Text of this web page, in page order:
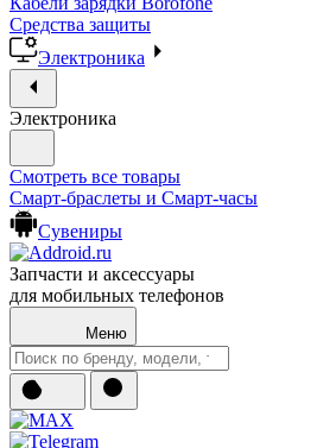
Средства защиты
Электроника
Электроника
Смотреть все товары
Смарт-браслеты и Смарт-часы
Сувениры
Запчасти и аксессуары
для мобильных телефонов
Меню